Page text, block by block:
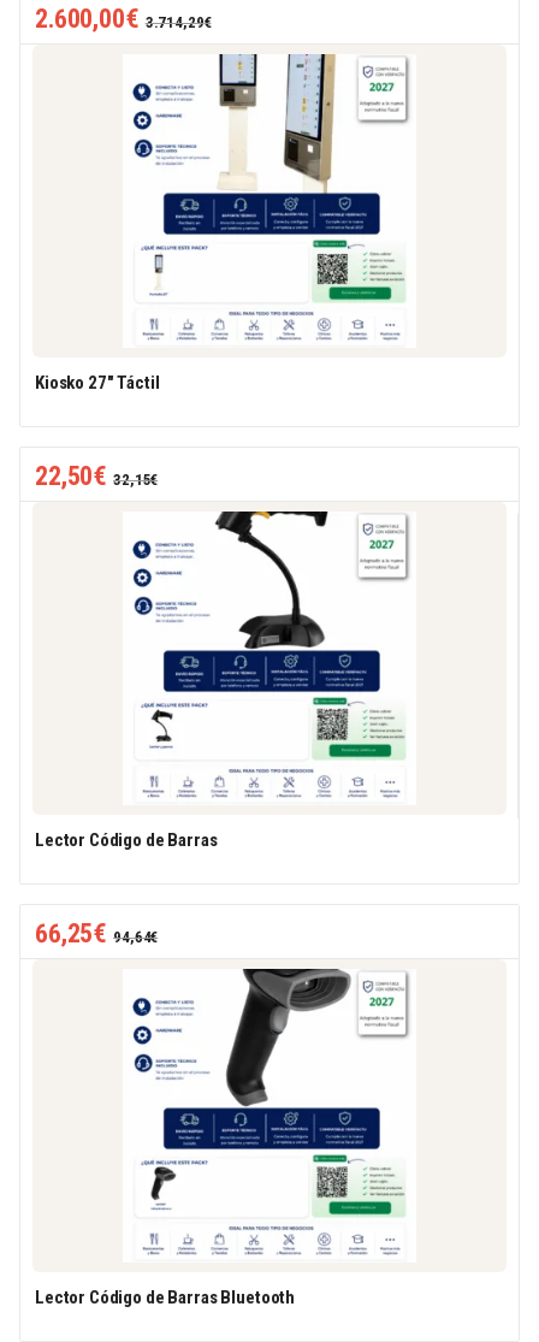
2.600,00€ 3.714,29€
Kiosko 27″ Táctil
22,50€ 32,15€
Lector Código de Barras
66,25€ 94,64€
Lector Código de Barras Bluetooth